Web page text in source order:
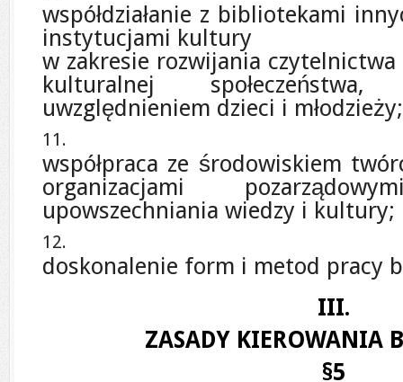
współdziałanie z bibliotekami
instytucjami kultury
w zakresie rozwijania
kulturalnej
uwzględnieniem dzieci i młodzieży;
współpraca ze środowiskiem
organizacjami
upowszechniania wiedzy i kultury;
doskonalenie form i metod pracy
III.
ZASADY KIEROWANIA
§5